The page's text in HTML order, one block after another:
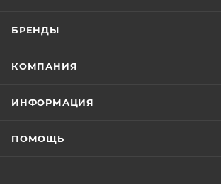
БРЕНДЫ
КОМПАНИЯ
ИНФОРМАЦИЯ
ПОМОЩЬ